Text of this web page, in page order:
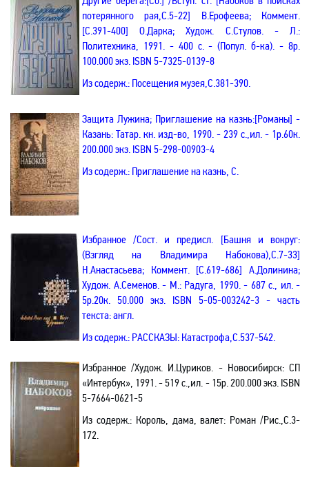
потерянного рая,С.5-22] В.Ерофеева; Коммент.
[С.391-400] О.Дарка; Худож. С.Стулов. - Л.:
Политехника, 1991. - 400 с. - (Попул. б-ка). - 8р.
100.000 экз. ISBN 5-7325-0139-8
Из содерж.: Посещения музея,С.381-390.
Защита Лужина; Приглашение на казнь:[Романы] -
Казань: Татар. кн. изд-во, 1990. - 239 с.,ил. - 1р.60к.
200.000 экз. ISBN 5-298-00903-4
Из содерж.: Приглашение на казнь, С.
Избранное /Сост. и предисл. [Башня и вокруг:
(Взгляд на Владимира Набокова),С.7-33]
Н.Анастасьева; Коммент. [С.619-686] А.Долинина;
Худож. А.Семенов. - М.: Радуга, 1990. - 687 с., ил. -
5р.20к. 50.000 экз. ISBN 5-05-003242-3 - часть
текста: англ.
Из содерж.: РАССКАЗЫ: Катастрофа,С.537-542.
Избранное /Худож. И.Цуриков. - Новосибирск: СП
«Интербук», 1991. - 519 с.,ил. - 15р. 200.000 экз. ISBN
5-7664-0621-5
Из содерж.: Король, дама, валет: Роман /Рис.,С.3-
172.